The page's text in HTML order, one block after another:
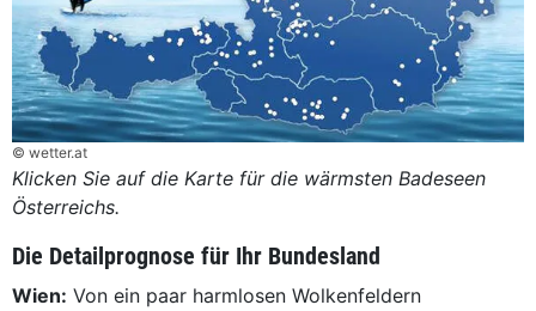
© wetter.at
Klicken Sie auf die Karte für die wärmsten Badeseen
Österreichs.
Die Detailprognose für Ihr Bundesland
Wien: Von ein paar harmlosen Wolkenfeldern